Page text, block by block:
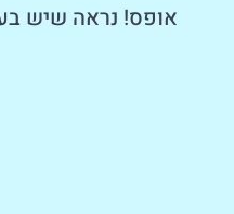
אופס! נראה שיש